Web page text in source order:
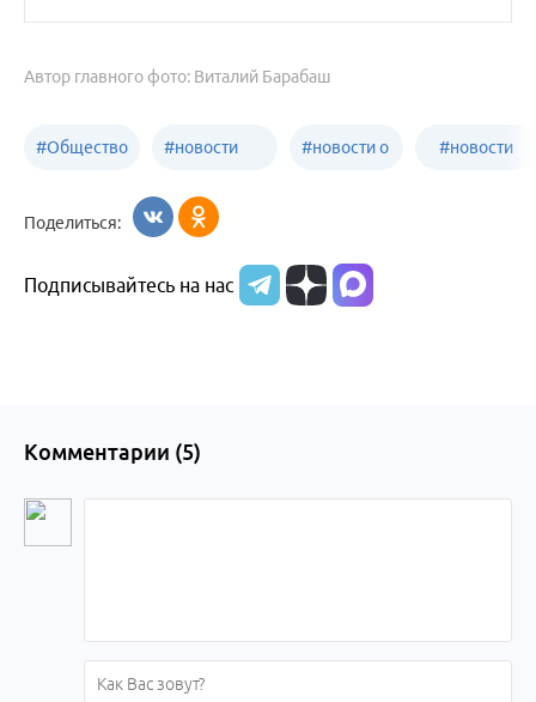
Автор главного фото: Виталий Барабаш
#Общество #новости
образования
#новости о
Алтайского
#новости
Поделиться:
Подписывайтесь на нас
Комментарии (5)